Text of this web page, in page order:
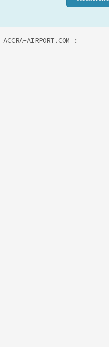
AIRPORT.COM :